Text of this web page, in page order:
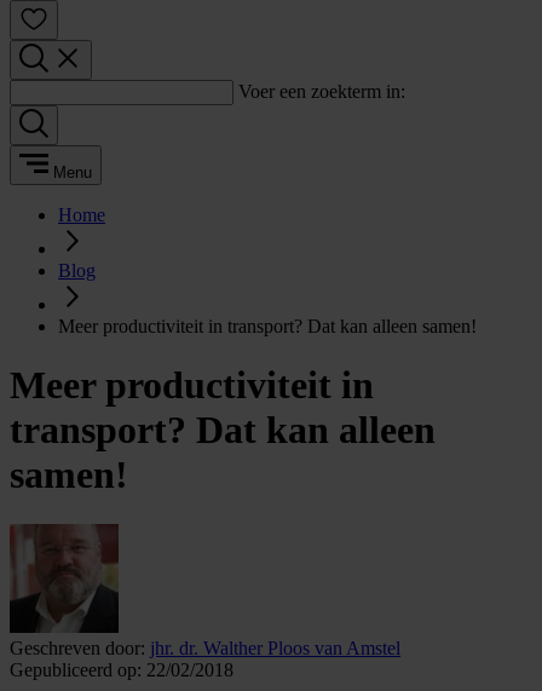
Voer een zoekterm in:
Menu
Home
Blog
Meer productiviteit in transport? Dat kan alleen samen!
Meer productiviteit in
transport? Dat kan alleen
samen!
Geschreven door: jhr. dr. Walther Ploos van Amstel
Gepubliceerd op: 22/02/2018